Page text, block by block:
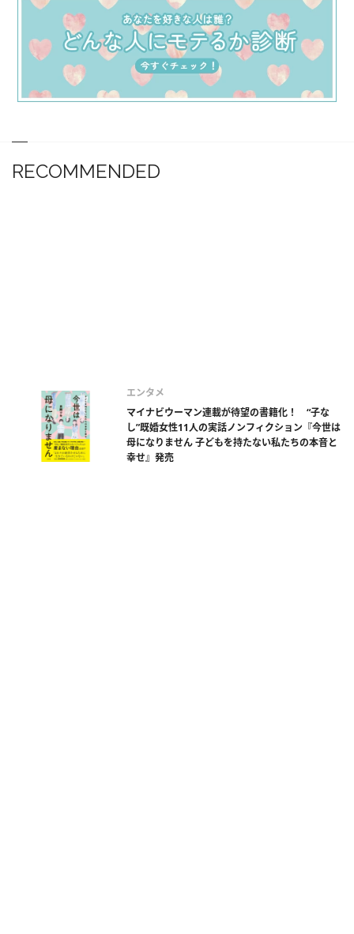
RECOMMENDED
エンタメ
マイナビウーマン連載が待望の書籍化！ “子な
し”既婚女性11人の実話ノンフィクション『今世は
母になりません 子どもを持たない私たちの本音と
幸せ』発売